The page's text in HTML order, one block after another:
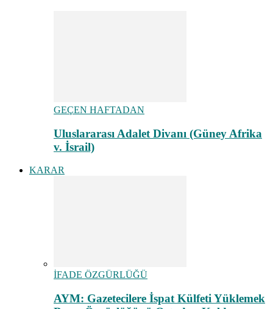
GEÇEN HAFTADAN
Uluslararası Adalet Divanı (Güney Afrika
v. İsrail)
KARAR
İFADE ÖZGÜRLÜĞÜ
AYM: Gazetecilere İspat Külfeti Yüklemek